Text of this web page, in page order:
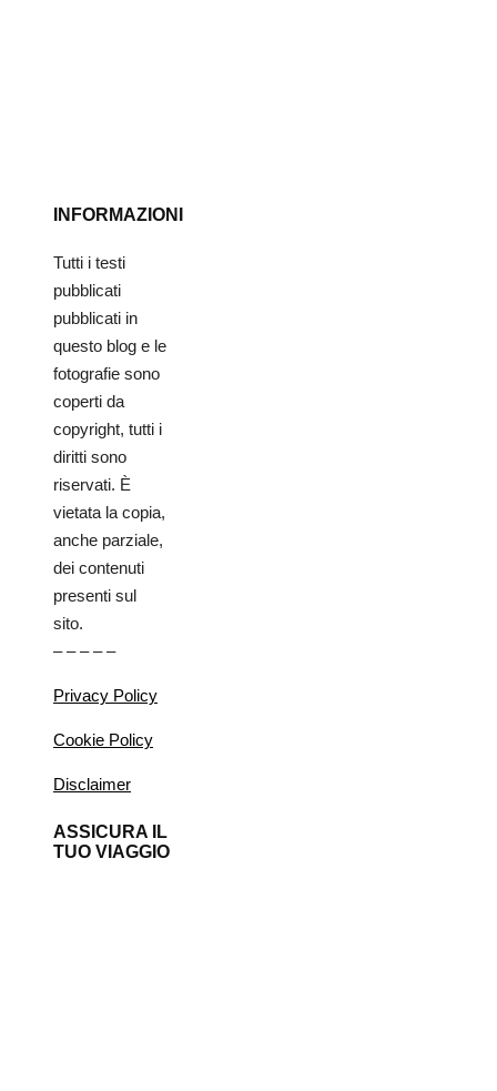
INFORMAZIONI
Tutti i testi
pubblicati
pubblicati in
questo blog e le
fotografie sono
coperti da
copyright, tutti i
diritti sono
riservati. È
vietata la copia,
anche parziale,
dei contenuti
presenti sul
sito.
– – – – –
Privacy Policy
Cookie Policy
Disclaimer
ASSICURA IL
TUO VIAGGIO